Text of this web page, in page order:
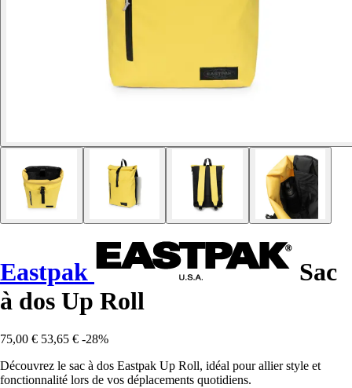
Eastpak
Sac
à dos Up Roll
75,00 € 53,65 € -28%
Découvrez le sac à dos Eastpak Up Roll, idéal pour allier style et
fonctionnalité lors de vos déplacements quotidiens.